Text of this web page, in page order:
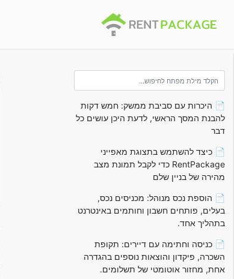
📄 היכרות עם סביבת ממשק: חמש דקות
להבנת המסך הראשי, לדעת היכן עושים כל
דבר
📄 כיצד להשתמש בתצוגת מאפייני
RentPackage כדי לקבל תמונת מצב
מהירה של בניין שלם
📄 הוספת נכס מנוהל: מכניסים נכס,
בעלים, פותחים חשבון וחותמים באינטרנט
בתהליך אחד.
📄 כניסה וחתימה עם דיירים: תקופת
השכרה, פיקדון והוצאות נוספים בהגדרה
אחת, מחזור אוטומטי של תשלומים.